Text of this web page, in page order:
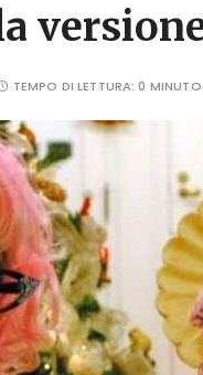
versione
TEMPO DI LETTURA: 0 MINUTO